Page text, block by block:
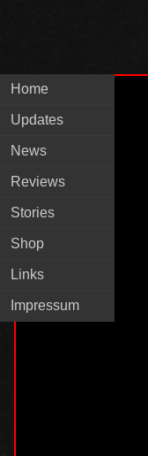
Home
Updates
News
Reviews
Stories
Shop
Links
Impressum